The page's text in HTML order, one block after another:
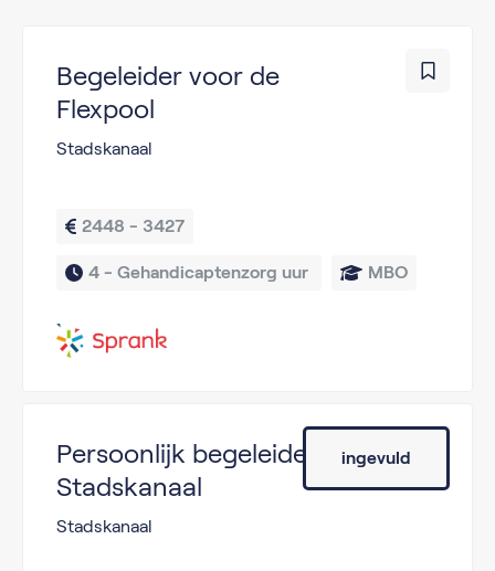
Begeleider voor de
Flexpool
Stadskanaal
2448 - 3427
4 - Gehandicaptenzorg uur MBO
Persoonlijk begeleider –
Stadskanaal
Stadskanaal
ingevuld